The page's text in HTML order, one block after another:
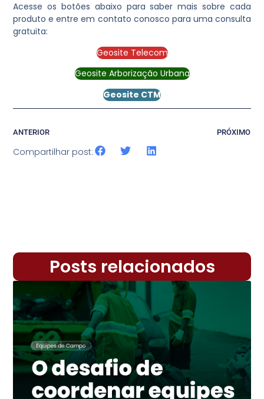
Acesse os botões abaixo para saber mais sobre cada
produto e entre em contato conosco para uma consulta
gratuita:
Geosite Telecom
Geosite Arborização Urbana
Geosite CTM
ANTERIOR PRÓXIMO
Compartilhar post:
Posts relacionados